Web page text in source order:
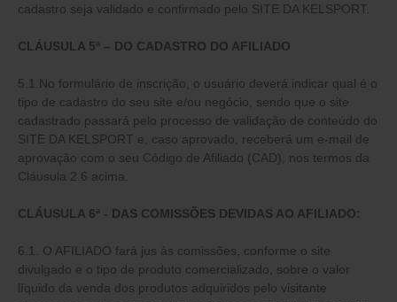
cadastro seja validado e confirmado pelo SITE DA KELSPORT.
CLÁUSULA 5ª – DO CADASTRO DO AFILIADO
5.1.No formulário de inscrição, o usuário deverá indicar qual é o
tipo de cadastro do seu site e/ou negócio, sendo que o site
cadastrado passará pelo processo de validação de conteúdo do
SITE DA KELSPORT e, caso aprovado, receberá um e-mail de
aprovação com o seu Código de Afiliado (CAD), nos termos da
Cláusula 2.6 acima.
CLÁUSULA 6ª - DAS COMISSÕES DEVIDAS AO AFILIADO:
6.1. O AFILIADO fará jus às comissões, conforme o site
divulgado e o tipo de produto comercializado, sobre o valor
líquido da venda dos produtos adquiridos pelo visitante